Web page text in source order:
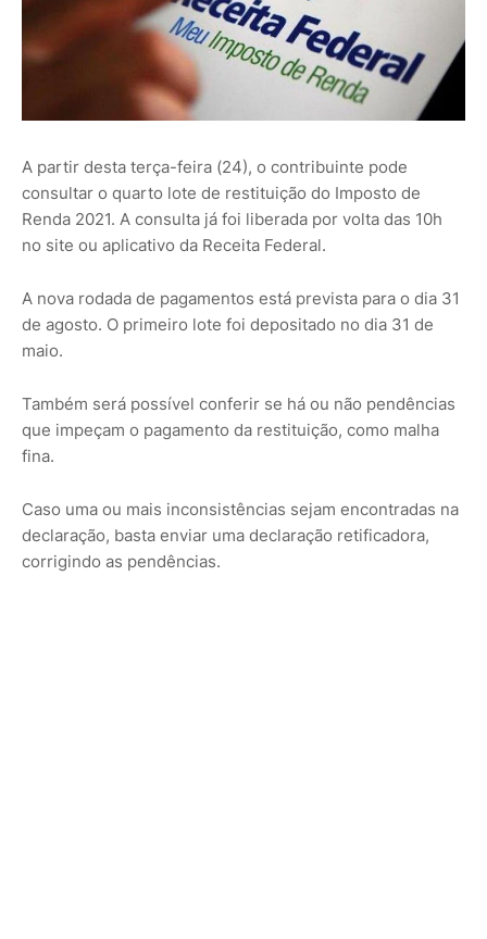
A partir desta terça-feira (24), o contribuinte pode
consultar o quarto lote de restituição do Imposto de
Renda 2021. A consulta já foi liberada por volta das 10h
no site ou aplicativo da Receita Federal.
A nova rodada de pagamentos está prevista para o dia 31
de agosto. O primeiro lote foi depositado no dia 31 de
maio.
Também será possível conferir se há ou não pendências
que impeçam o pagamento da restituição, como malha
fina.
Caso uma ou mais inconsistências sejam encontradas na
declaração, basta enviar uma declaração retificadora,
corrigindo as pendências.